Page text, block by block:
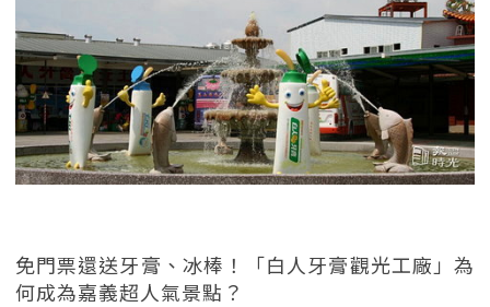
免門票還送牙膏、冰棒！「白人牙膏觀光工廠」為
何成為嘉義超人氣景點？